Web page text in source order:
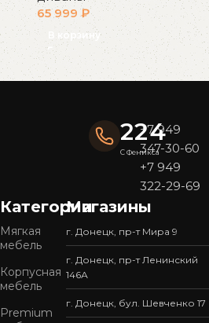
65 999₽
В корзину
224
С Феникса
+7 949
347-30-60
+7 949
322-29-69
Категории
Мягкая
мебель
Корпусная
мебель
Premium
Магазины
г. Донецк, пр-т Мира 9
г. Донецк, пр-т Ленинский
146А
г. Донецк, бул. Шевченко 17